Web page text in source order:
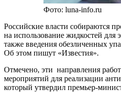
Фото: luna-info.ru
Российские власти собираются
на использование жидкостей для
также введения обезличенных
Об этом пишут «Известия».
Отмечено, эти направления
мероприятий для реализации
который утвердил премьер-